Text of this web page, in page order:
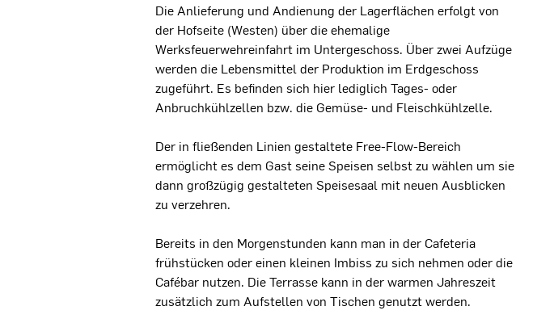
Die Anlieferung und Andienung der Lagerflächen erfolgt von
der Hofseite (Westen) über die ehemalige
Werksfeuerwehreinfahrt im Untergeschoss. Über zwei Aufzüge
werden die Lebensmittel der Produktion im Erdgeschoss
zugeführt. Es befinden sich hier lediglich Tages- oder
Anbruchkühlzellen bzw. die Gemüse- und Fleischkühlzelle.
Der in fließenden Linien gestaltete Free-Flow-Bereich
ermöglicht es dem Gast seine Speisen selbst zu wählen um sie
dann großzügig gestalteten Speisesaal mit neuen Ausblicken
zu verzehren.
Bereits in den Morgenstunden kann man in der Cafeteria
frühstücken oder einen kleinen Imbiss zu sich nehmen oder die
Cafébar nutzen. Die Terrasse kann in der warmen Jahreszeit
zusätzlich zum Aufstellen von Tischen genutzt werden.